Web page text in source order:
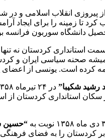
از پیروزی انقلاب اسلامی و
دانشگاه سوربون فرانسه
کانون نویسندگان ایران بود. وی در ۱۹ بهمن ۱۳۹۰ در
رشید شکیبا”
“حسین
را به فضای فرهنگی و